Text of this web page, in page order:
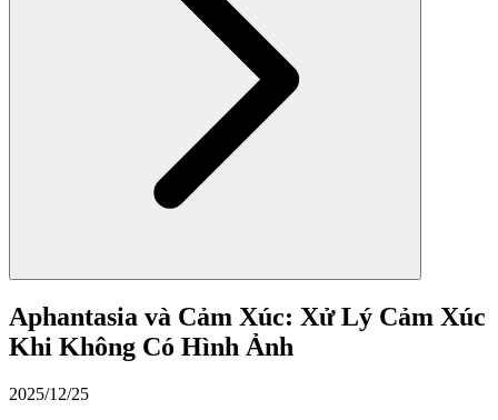
Aphantasia và Cảm Xúc: Xử Lý Cảm Xúc
Khi Không Có Hình Ảnh
2025/12/25